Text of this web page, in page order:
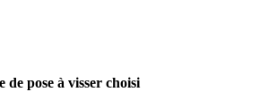
de pose à visser choisi